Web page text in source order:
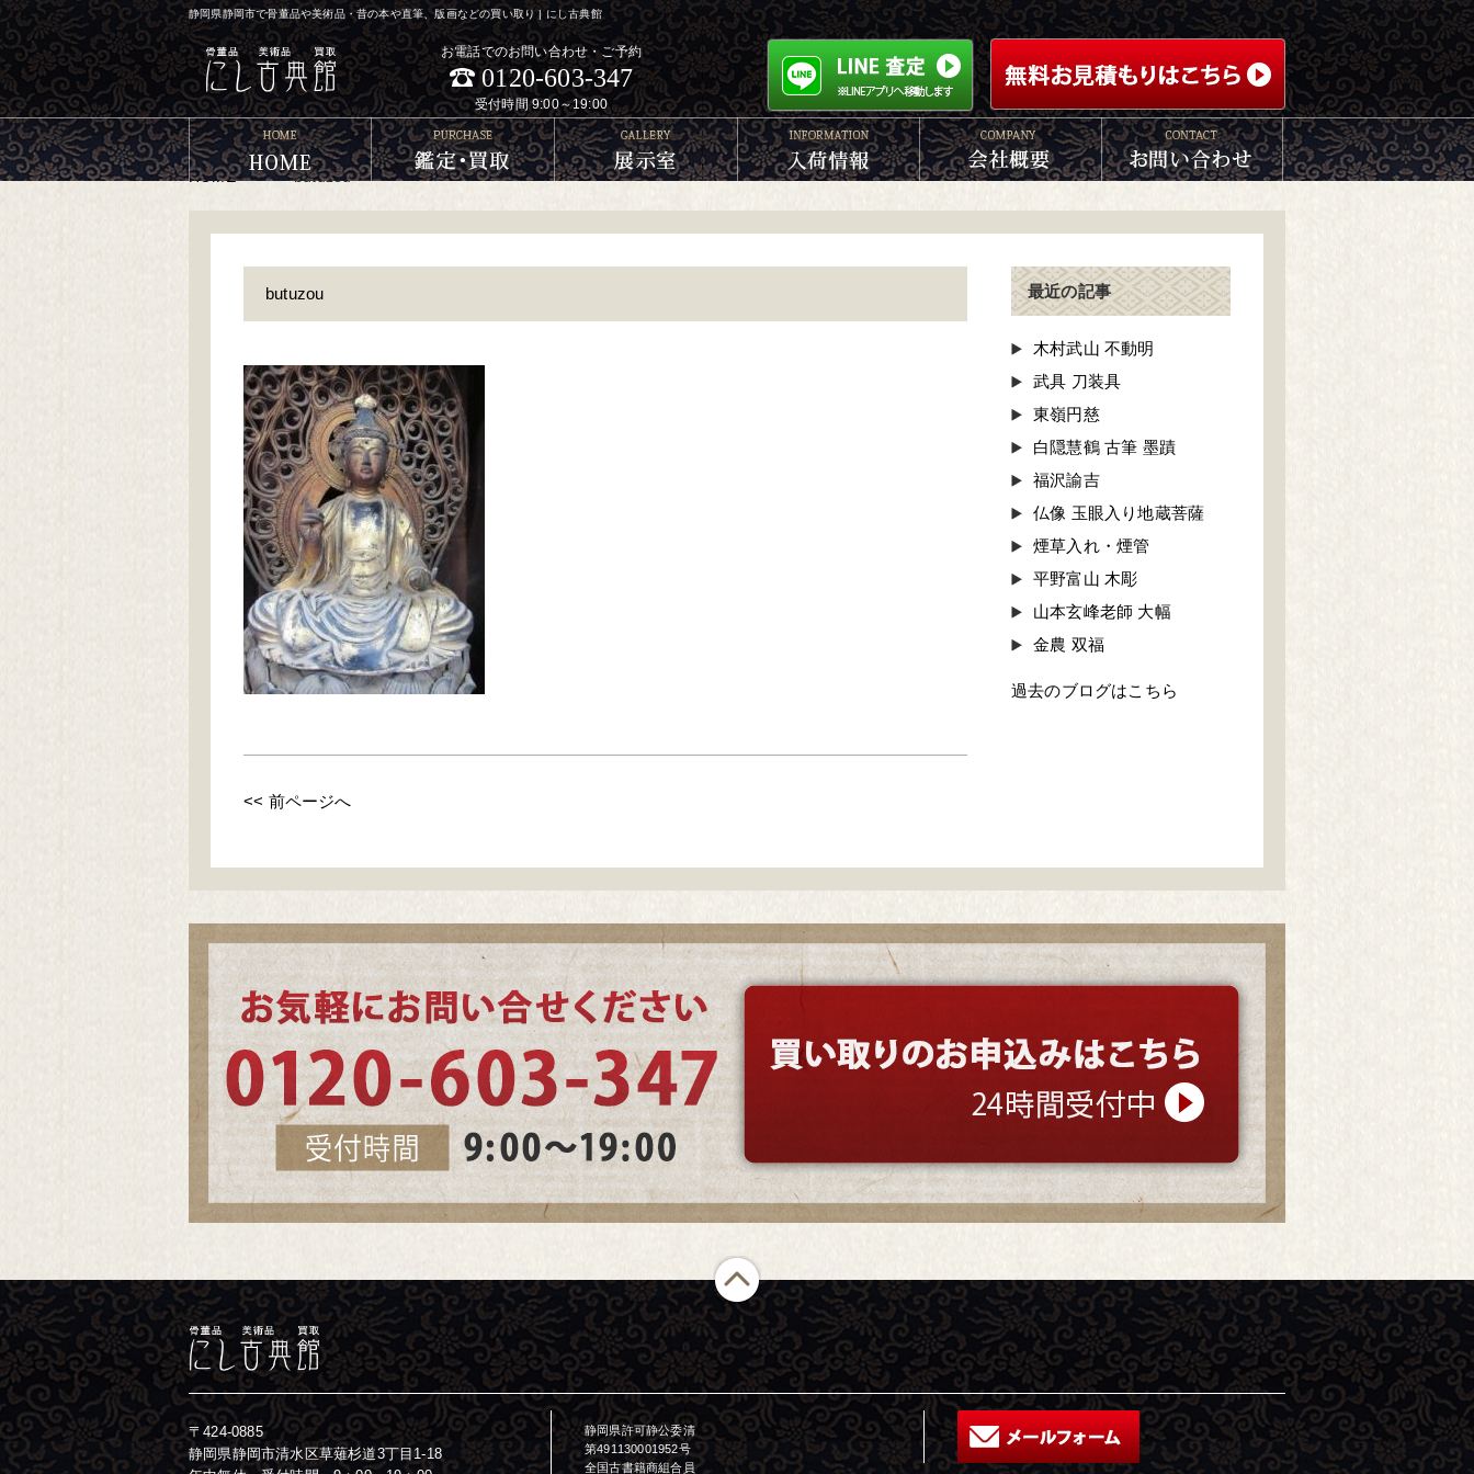
静岡県静岡市で骨董品や美術品・昔の本や直筆、版画などの買い取り | にし古典館
お電話でのお問い合わせ・ご予約
0120-603-347
受付時間 9:00～19:00
HOME> > butuzou
butuzou
<< 前ページへ
最近の記事
木村武山 不動明
武具 刀装具
東嶺円慈
白隠慧鶴 古筆 墨蹟
福沢諭吉
仏像 玉眼入り地蔵菩薩
煙草入れ・煙管
平野富山 木彫
山本玄峰老師 大幅
金農 双福
過去のブログはこちら
〒424-0885
静岡県静岡市清水区草薙杉道3丁目1-18
静岡県許可静公委清
第491130001952号
全国古書籍商組合員